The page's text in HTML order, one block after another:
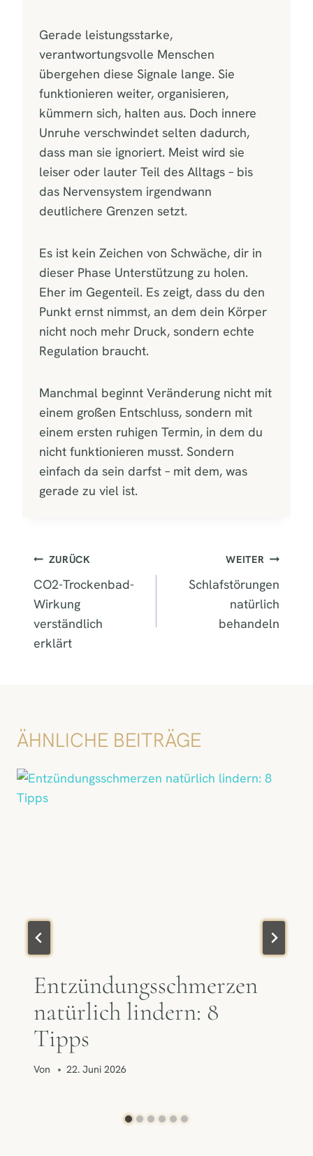
Gerade leistungsstarke,
verantwortungsvolle Menschen
übergehen diese Signale lange. Sie
funktionieren weiter, organisieren,
kümmern sich, halten aus. Doch innere
Unruhe verschwindet selten dadurch,
dass man sie ignoriert. Meist wird sie
leiser oder lauter Teil des Alltags – bis
das Nervensystem irgendwann
deutlichere Grenzen setzt.
Es ist kein Zeichen von Schwäche, dir in
dieser Phase Unterstützung zu holen.
Eher im Gegenteil. Es zeigt, dass du den
Punkt ernst nimmst, an dem dein Körper
nicht noch mehr Druck, sondern echte
Regulation braucht.
Manchmal beginnt Veränderung nicht mit
einem großen Entschluss, sondern mit
einem ersten ruhigen Termin, in dem du
nicht funktionieren musst. Sondern
einfach da sein darfst – mit dem, was
gerade zu viel ist.
BEITRAGSNAVIGATION
ZURÜCK
CO2-Trockenbad-
Wirkung
verständlich
erklärt
WEITER
Schlafstörungen
natürlich
behandeln
ÄHNLICHE BEITRÄGE
Entzündungsschmerzen
natürlich lindern: 8
Tipps
Von 22. Juni 2026